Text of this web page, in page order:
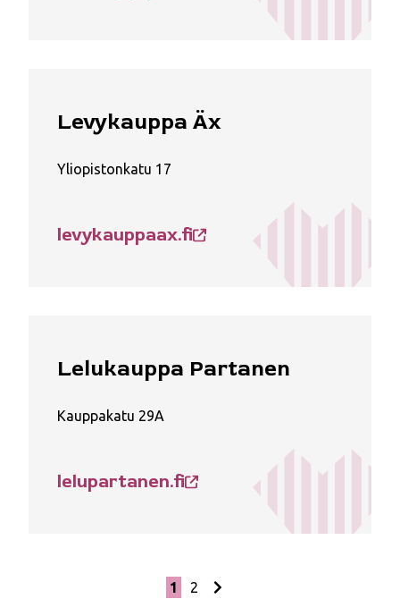
Levykauppa Äx
Yliopistonkatu 17
levykauppaax.fi
Lelukauppa Partanen
Kauppakatu 29A
lelupartanen.fi
1 2